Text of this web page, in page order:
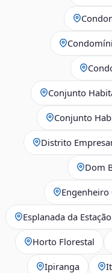
Conjunto
Conjunto
Distrito
Dom
Engenheiro
Esplanada da Estação
Horto Florestal
Ipiranga